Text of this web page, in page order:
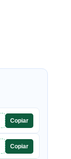
Copiar
Copiar